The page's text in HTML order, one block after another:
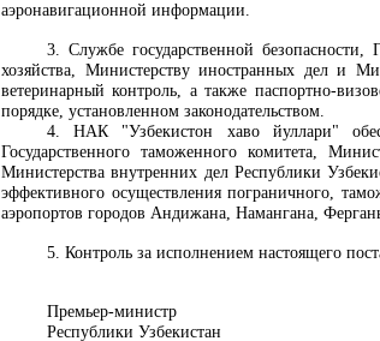
аэронавигационной информации.
3. Службе государственной безопасности,
хозяйства, Министерству иностранных дел и
ветеринарный контроль, а также паспортно-
порядке, установленном законодательством.
4. НАК "Узбекистон хаво йуллари"
Государственного таможенного комитета,
Министерства внутренних дел Республики
эффективного осуществления пограничного,
аэропортов городов Андижана, Намангана,
5. Контроль за исполнением настоящего
Премьер-министр
Республики